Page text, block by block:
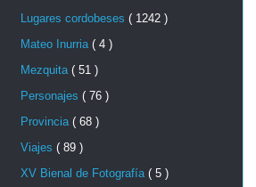
Lugares cordobeses ( 1242 )
Mateo Inurria ( 4 )
Mezquita ( 51 )
Personajes ( 76 )
Provincia ( 68 )
Viajes ( 89 )
XV Bienal de Fotografía ( 5 )